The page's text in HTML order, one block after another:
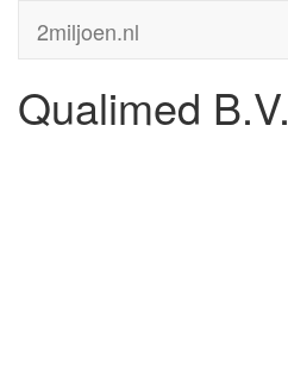
2miljoen.nl
Qualimed B.V.